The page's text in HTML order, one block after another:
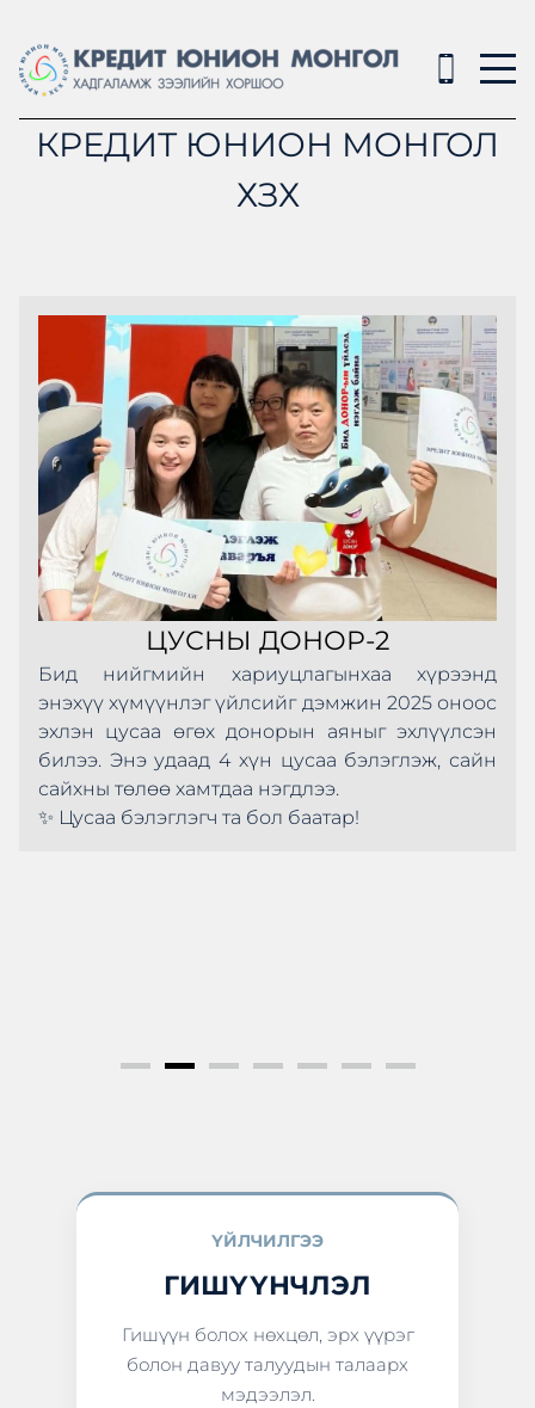
КРЕДИТ ЮНИОН МОНГОЛ
ХЗХ
ЦУСНЫ ДОНОР-2
Бид нийгмийн хариуцлагынхаа хүрээнд
энэхүү хүмүүнлэг үйлсийг дэмжин 2025 оноос
эхлэн цусаа өгөх донорын аяныг эхлүүлсэн
билээ. Энэ удаад 4 хүн цусаа бэлэглэж, сайн
сайхны төлөө хамтдаа нэгдлээ.
✨ Цусаа бэлэглэгч та бол баатар!
ҮЙЛЧИЛГЭЭ
ГИШҮҮНЧЛЭЛ
Гишүүн болох нөхцөл, эрх үүрэг
болон давуу талуудын талаарх
мэдээлэл.